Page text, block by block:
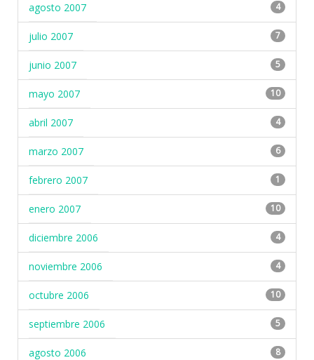
agosto 2007 4
julio 2007 7
junio 2007 5
mayo 2007 10
abril 2007 4
marzo 2007 6
febrero 2007 1
enero 2007 10
diciembre 2006 4
noviembre 2006 4
octubre 2006 10
septiembre 2006 5
agosto 2006 8